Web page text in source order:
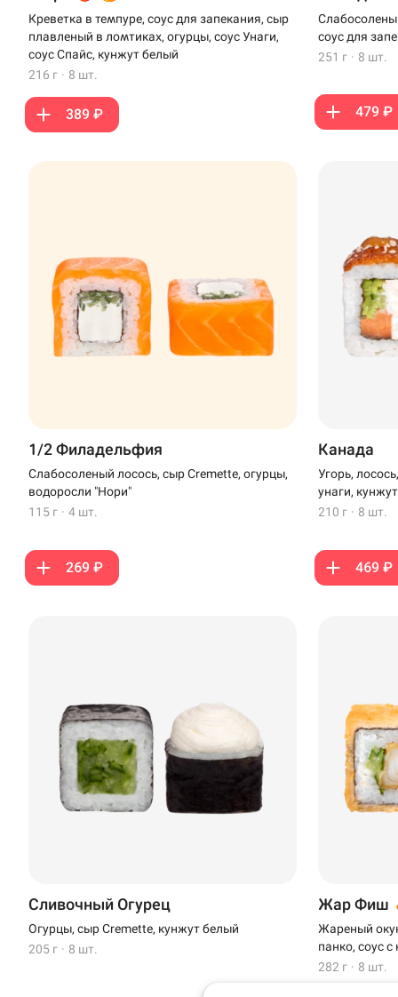
Креветка в темпуре, соус для запекания, сыр
плавленый в ломтиках, огурцы, соус Унаги,
соус Спайс, кунжут белый
216 г · 8 шт.
389 ₽
соус для
251 г · 8 шт.
479 ₽
1/2 Филадельфия
Слабосоленый лосось, сыр Cremette, огурцы,
водоросли "Нори"
115 г · 4 шт.
269 ₽
Канада
Угорь,
унаги,
210 г · 8 шт.
469 ₽
Сливочный Огурец
Огурцы, сыр Cremette, кунжут белый
205 г · 8 шт.
Жар Фиш
Жареный
панко, соус
282 г · 8 шт.
Выбрать ресторан